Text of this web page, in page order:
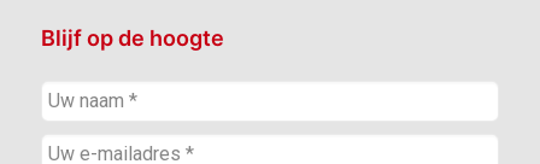
Blijf op de hoogte